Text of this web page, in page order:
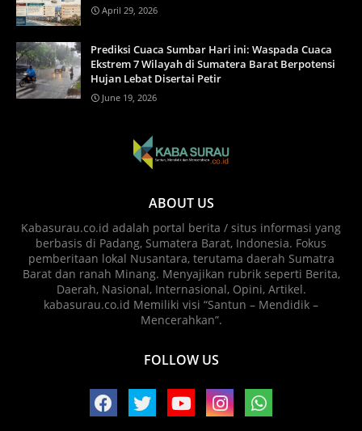
April 29, 2026
Prediksi Cuaca Sumbar Hari ini: Waspada Cuaca
Ekstrem 7 Wilayah di Sumatera Barat Berpotensi
Hujan Lebat Disertai Petir
June 19, 2026
ABOUT US
Kabasurau.co.id adalah portal berita / situs informasi yang
berbasis di Padang, Sumatera Barat, Indonesia. Fokus
pemberitaan lokal Nusantara, terutama daerah Sumatra
Barat dan ranah Minang. Menyajikan rubrik seperti Berita,
Daerah, Nasional, Internasional, Opini, Artikel.
kabasurau.co.id Memiliki visi “Santun – Mendidik –
Mencerahkan”.
FOLLOW US